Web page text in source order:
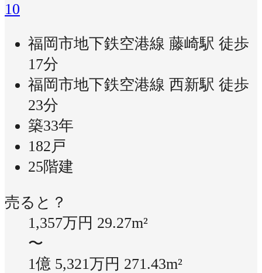
10
福岡市地下鉄空港線 藤崎駅 徒歩
17分
福岡市地下鉄空港線 西新駅 徒歩
23分
築33年
182戸
25階建
売ると？
1,357万円 29.27m²
〜
1億 5,321万円 271.43m²